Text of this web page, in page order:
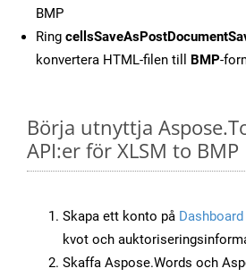
BMP
Ring
konvertera HTML-filen till BMP-
Börja utnyttja
API:er för XLSM to BMP
Skapa ett konto på Dashboard
kvot och
Skaffa Aspose.Words och